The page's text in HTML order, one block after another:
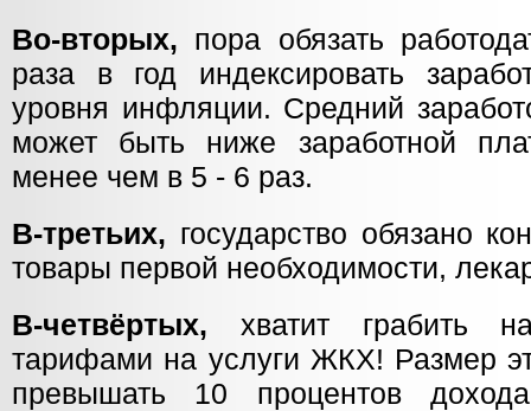
Во-вторых, пора обязать
раза в год индексировать
уровня инфляции. Средний
может быть ниже заработной
менее чем в 5 - 6 раз.
В-третьих, государство обязано
товары первой необходимости,
В-четвёртых, хватит грабить
тарифами на услуги ЖКХ! Размер
превышать 10 процентов